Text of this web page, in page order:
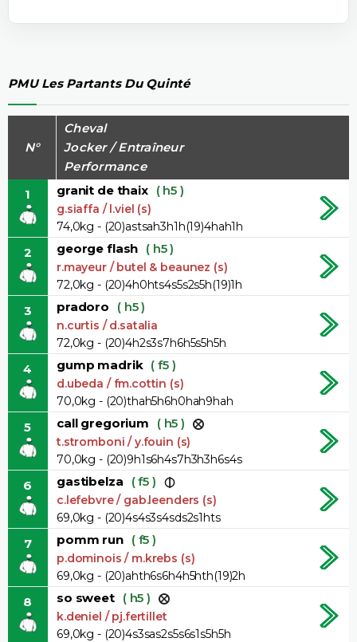
PMU Les Partants Du Quinté
N°
Cheval
Jocker / Entraîneur
Performance
1
granit de thaix ( h5 )
g.siaffa / l.viel (s)
74,0kg - (20)astsah3h1h(19)4hah1h
2 george flash ( h5 )
r.mayeur / butel & beaunez (s)
72,0kg - (20)4h0hts4s5s2s5h(19)1h
3 pradoro ( h5 )
n.curtis / d.satalia
72,0kg - (20)4h2s3s7h6h5s5h5h
4 gump madrik ( f5 )
d.ubeda / fm.cottin (s)
70,0kg - (20)thah5h6h0hah9hah
5 call gregorium ( h5 )
t.stromboni / y.fouin (s)
70,0kg - (20)9h1s6h4s7h3h3h6s4s
6 gastibelza ( f5 )
c.lefebvre / gab.leenders (s)
69,0kg - (20)4s4s3s4sds2s1hts
7 pomm run ( f5 )
p.dominois / m.krebs (s)
69,0kg - (20)ahth6s6h4h5hth(19)2h
8 so sweet ( h5 )
k.deniel / pj.fertillet
69,0kg - (20)4s3sas2s5s6s1s5h5h